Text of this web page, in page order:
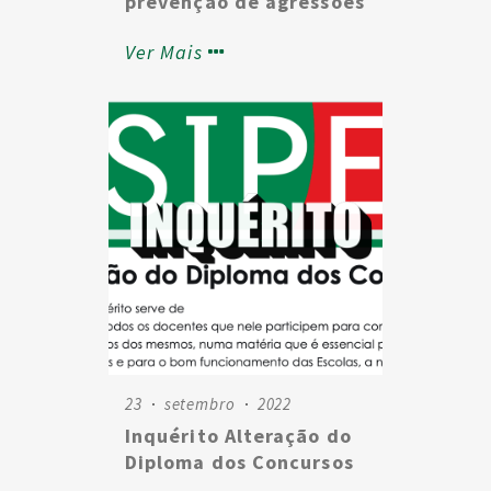
lamentavelmente se
“luta” do SIPE -
Sindicato Independente
de Professores e
Educadores, não obteve
os resultados
pretendidos, tornando
assim necessário recorrer
a outros meios de “luta”,
para atingirmos os nossos
propósitos, que
consideramos benéficos
para todos sem exceção!!
Assim, mantém-se como
de custas judiciais
Ver Mais
23 setembro 2022
Inquérito Alteração do
Diploma dos Concursos